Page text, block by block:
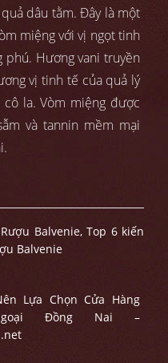
dâu tằm. Đây là một
miệng với vị ngọt tinh
phú. Hương vani truyền
vị tinh tế của quả lý
la. Vòm miệng được
và tannin mềm mại
Balvenie, Top 6 kiến
Balvenie
Lựa Chọn Cửa Hàng
Đồng Nai –